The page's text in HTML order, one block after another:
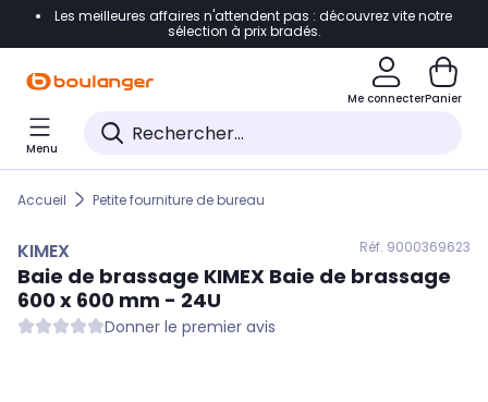
Accéder directement à la navigation
Accéder directement au pied de page
Accéder directement au chatbot
Les meilleures affaires n'attendent pas : découvrez vite notre
sélection à prix bradés.
Me connecterPanier
Menu
Accueil Petite fourniture de bureau
KIMEX Réf. 9000369623
Baie de brassage KIMEX Baie de brassage
600 x 600 mm - 24U
Donner le premier avis